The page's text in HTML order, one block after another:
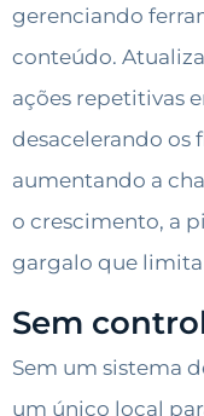
gerenciando
conteúdo.
ações repetitivas
desacelerando os
aumentando a
o crescimento, a
gargalo que limita
Sem
Sem um sistema
um único local